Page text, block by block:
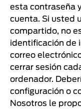
esta contraseña
cuenta. Si usted
compartido, no
identificación de
correo
cerrar sesión
ordenador.
configuración o
Nosotros le